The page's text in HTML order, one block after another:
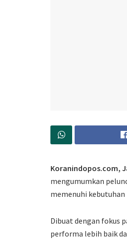
Koranindopos.com,
mengumumkan
memenuhi
Dibuat dengan fokus
performa lebih baik